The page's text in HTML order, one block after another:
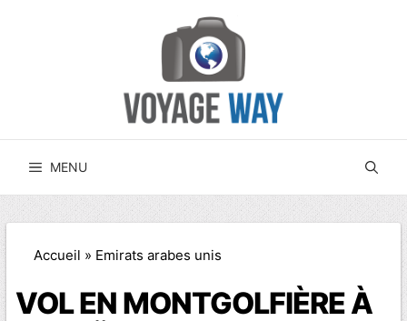
MENU
Accueil » Emirats arabes unis
VOL EN MONTGOLFIÈRE À